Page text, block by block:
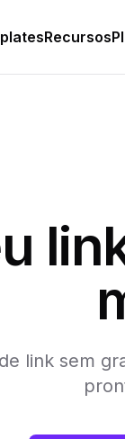
Recursos
link sem